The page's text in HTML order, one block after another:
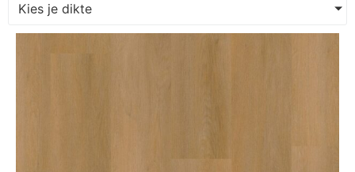
Kies je dikte